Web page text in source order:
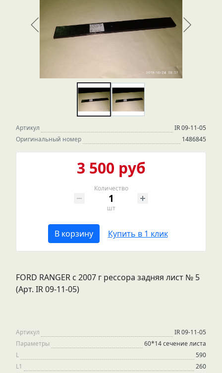
Артикул
IR 09-11-05
Оригинальный номер
1486845
3 500 руб
Количество
шт
В корзину Купить в 1 клик
FORD RANGER с 2007 г рессора задняя лист № 5
(Арт. IR 09-11-05)
Артикул
IR 09-11-05
Параметры
60*14 сечение листа
L
590
L1
260